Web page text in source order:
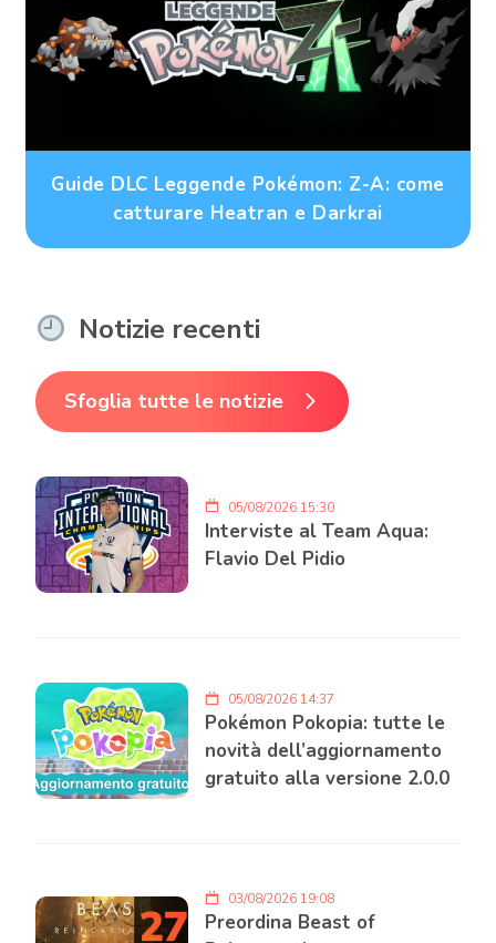
Guide DLC Leggende Pokémon: Z-A: come
catturare Heatran e Darkrai
Notizie recenti
Sfoglia tutte le notizie
05/08/2026 15:30
Interviste al Team Aqua:
Flavio Del Pidio
05/08/2026 14:37
Pokémon Pokopia: tutte le
novità dell’aggiornamento
gratuito alla versione 2.0.0
03/08/2026 19:08
Preordina Beast of